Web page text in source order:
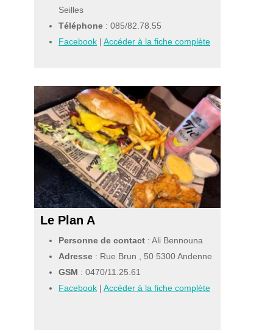
Seilles
Téléphone :085/82.78.55
Facebook |Accéder à la fiche complète
Le Plan A
Personne de contact : Ali Bennouna
Adresse : Rue Brun , 50 5300 Andenne
GSM :0470/11.25.61
Facebook |Accéder à la fiche complète